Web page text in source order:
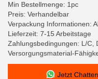
Min Bestellmenge: 1pc
Preis: Verhandelbar
Verpackung Informationen:
Lieferzeit: 7-15 Arbeitstage
Zahlungsbedingungen: L/C,
Versorgungsmaterial-
Jetzt Chatten